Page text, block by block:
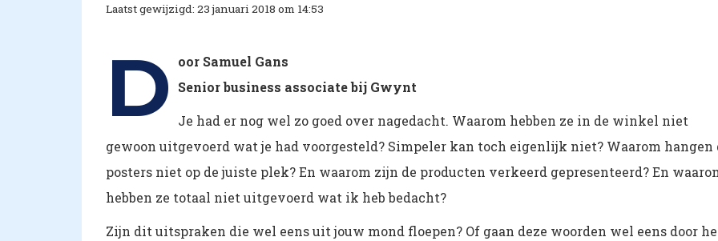
Laatst gewijzigd: 23 januari 2018 om 14:53
D
oor Samuel Gans
Senior business associate bij Gwynt
Je had er nog wel zo goed over nagedacht. Waarom hebben ze in de winkel niet
gewoon uitgevoerd wat je had voorgesteld? Simpeler kan toch eigenlijk niet? Waarom hangen
posters niet op de juiste plek? En waarom zijn de producten verkeerd gepresenteerd? En
hebben ze totaal niet uitgevoerd wat ik heb bedacht?
Zijn dit uitspraken die wel eens uit jouw mond floepen? Of gaan deze woorden wel eens door